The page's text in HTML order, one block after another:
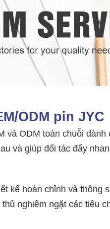
ODM pin JYC
và ODM toàn chuỗi
và giúp đối tác đẩy
kế hoàn chỉnh và thông
nghiêm ngặt các tiêu